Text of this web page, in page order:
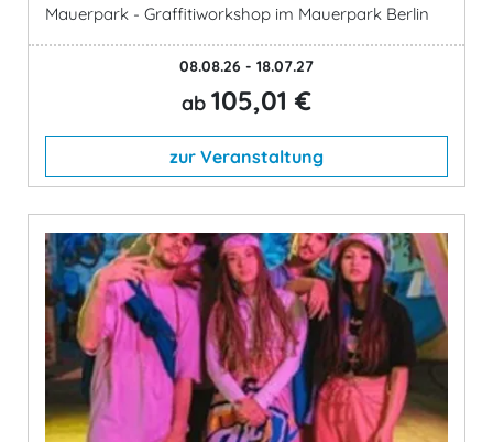
Mauerpark - Graffitiworkshop im Mauerpark Berlin
08.08.26 - 18.07.27
ab 105,01 €
zur Veranstaltung